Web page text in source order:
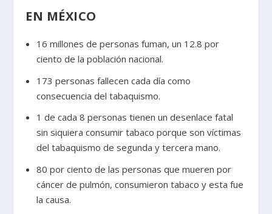
EN MÉXICO
16 millones de personas fuman, un 12.8 por
ciento de la población nacional.
173 personas fallecen cada día como
consecuencia del tabaquismo.
1 de cada 8 personas tienen un desenlace fatal
sin siquiera consumir tabaco porque son víctimas
del tabaquismo de segunda y tercera mano.
80 por ciento de las personas que mueren por
cáncer de pulmón, consumieron tabaco y esta fue
la causa.